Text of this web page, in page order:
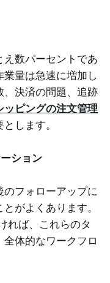
数パーセントであ
量は急速に増加し
、決済の問題、追跡
ッピングの注文管理
します。
ション
フォローアップに
がよくあります。
れば、これらのタ
体的なワークフロ